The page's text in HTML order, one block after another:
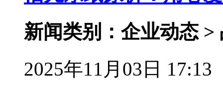
新闻类别：企业动态 >
2025年11月03日 17:13